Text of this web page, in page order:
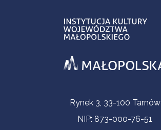
Informacje kontaktoweRynek 3, 33-100 Tarnów
NIP: 873-000-76-51